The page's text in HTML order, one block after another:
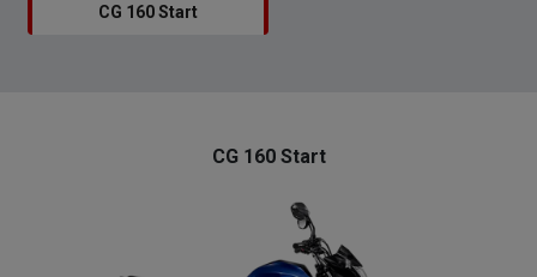
CG 160 Start
CG 160 Start